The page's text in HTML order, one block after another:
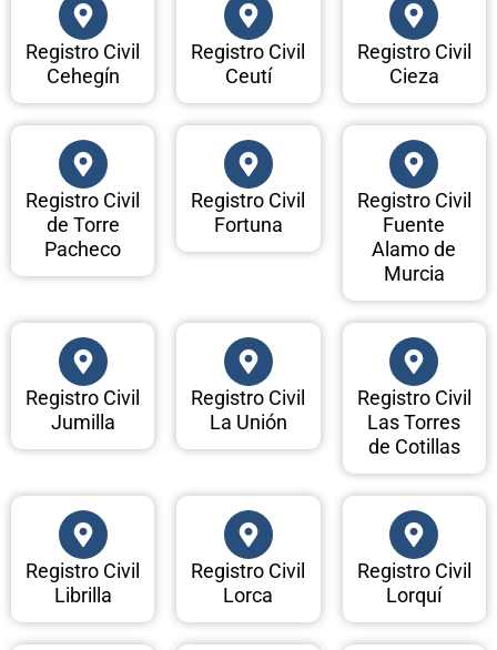
Registro Civil
Cehegín
Registro Civil
Ceutí
Registro Civil
Cieza
Registro Civil
de Torre
Pacheco
Registro Civil
Fortuna
Registro Civil
Fuente
Alamo de
Murcia
Registro Civil
Jumilla
Registro Civil
La Unión
Registro Civil
Las Torres
de Cotillas
Registro Civil
Librilla
Registro Civil
Lorca
Registro Civil
Lorquí